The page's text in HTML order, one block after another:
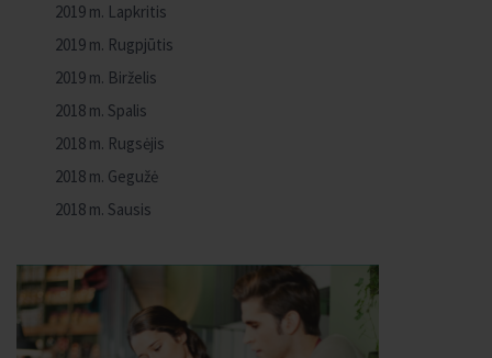
2019 m. Lapkritis
2019 m. Rugpjūtis
2019 m. Birželis
2018 m. Spalis
2018 m. Rugsėjis
2018 m. Gegužė
2018 m. Sausis